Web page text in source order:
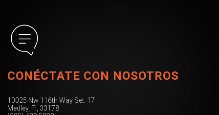
CONÉCTATE CON NOSOTROS
10025 Nw 116th Way Set. 17
Medley, Fl, 33178